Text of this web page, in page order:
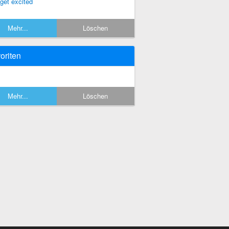
Mehr... Löschen
Mehr... Löschen